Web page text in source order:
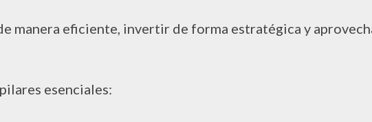
manera eficiente, invertir de forma estratégica y
esenciales: